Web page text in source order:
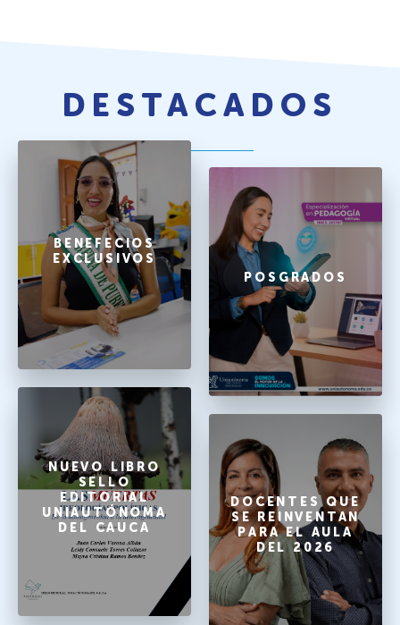
DESTACADOS
BENEFECIOS
EXCLUSIVOS
POSGRADOS
NUEVO LIBRO
SELLO
EDITORIAL
UNIAUTÓNOMA
DEL CAUCA
DOCENTES QUE
SE REINVENTAN
PARA EL AULA
DEL 2026